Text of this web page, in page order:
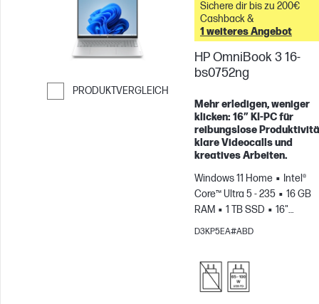
PRODUKTVERGLEICH
Weiter zum Vergleichen
Sichere dir bis zu 200€
Cashback &
1 weiteres Angebot
HP OmniBook 3 16-
bs0752ng
Mehr erledigen, weniger
klicken: 16″ KI‑PC für
reibungslose
klare Videocalls und
kreatives Arbeiten.
Windows 11 Home
Intel®
Core™ Ultra 5 - 235
16 GB
RAM
1 TB SSD
16"
2K
Intel® Grafikkarte
D3KP5EA#ABD